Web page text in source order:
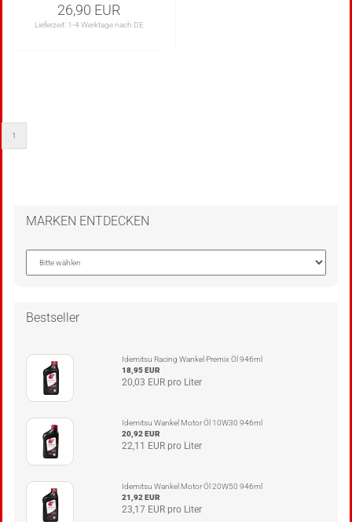
26,90 EUR
Lieferzeit: 1-4 Werktage nach DE
1
MARKEN ENTDECKEN
Bestseller
Idemitsu Racing Wankel Premix Öl 946ml
18,95 EUR
20,03 EUR pro Liter
Idemitsu Wankel Motor Öl 10W30 946ml
20,92 EUR
22,11 EUR pro Liter
Idemitsu Wankel Motor Öl 20W50 946ml
21,92 EUR
23,17 EUR pro Liter